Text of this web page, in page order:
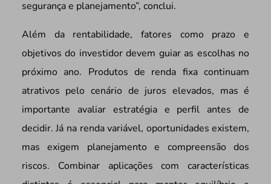
segurança e planejamento”, conclui.
Além da rentabilidade, fatores como prazo e
objetivos do investidor devem guiar as escolhas no
próximo ano. Produtos de renda fixa continuam
atrativos pelo cenário de juros elevados, mas é
importante avaliar estratégia e perfil antes de
decidir. Já na renda variável, oportunidades existem,
mas exigem planejamento e compreensão dos
riscos. Combinar aplicações com características